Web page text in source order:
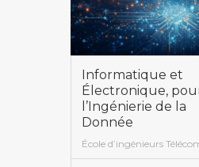
Informatique et
Électronique,
l’Ingénierie de la
Donnée
École d’ingénieurs